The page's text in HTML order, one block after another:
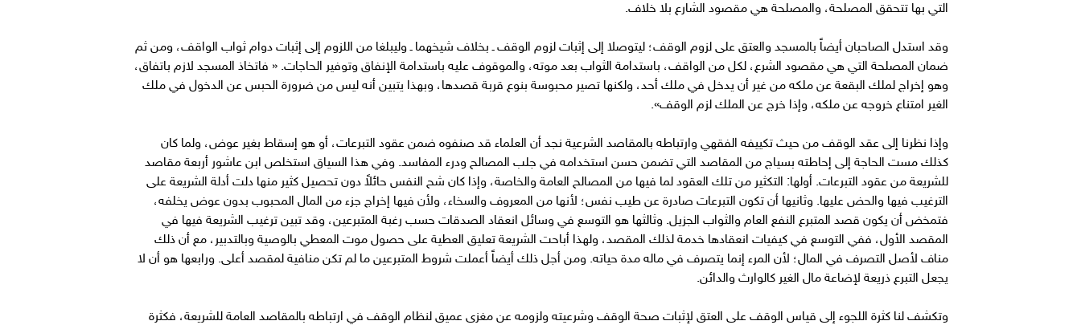
التي بها تتحقق المصلحة، والمصلحة هي مقصود الشارع بلا خلاف.
وقد استدل الصاحبان أيضاً بالمسجد والعتق على لزوم الوقف؛ ليتوصلا إلى إثبات لزوم الوقف ـ بخلاف شيخهما ـ وليبلغا من اللزوم إلى إثبات دوام ثواب الواقف، ومن ثم
ضمان المصلحة التي هي مقصود الشرع، لكل من الواقف، باستدامة الثواب بعد موته، والموقوف عليه باستدامة الإنفاق وتوفير الحاجات. « فاتخاذ المسجد لازم باتفاق،
وهو إخراج لملك البقعة عن ملكه من غير أن يدخل في ملك أحد، ولكنها تصير محبوسة بنوع قربة قصدها، وبهذا يتبين أنه ليس من ضرورة الحبس عن الدخول في ملك
الغير امتناع خروجه عن ملكه، وإذا خرج عن الملك لزم الوقف».
وإذا نظرنا إلى عقد الوقف من حيث تكييفه الفقهي وارتباطه بالمقاصد الشرعية نجد أن العلماء قد صنفوه ضمن عقود التبرعات، أو هو إسقاط بغير عوض، ولما كان
كذلك مست الحاجة إلى إحاطته بسياج من المقاصد التي تضمن حسن استخدامه في جلب المصالح ودرء المفاسد. وفي هذا السياق استخلص ابن عاشور أربعة مقاصد
للشريعة من عقود التبرعات. أولها: التكثير من تلك العقود لما فيها من المصالح العامة والخاصة، وإذا كان شح النفس حائلاً دون تحصيل كثير منها دلت أدلة الشريعة على
الترغيب فيها والحض عليها. وثانيها أن تكون التبرعات صادرة عن طيب نفس؛ لأنها من المعروف والسخاء، ولأن فيها إخراج جزء من المال المحبوب بدون عوض يخلفه،
فتمخض أن يكون قصد المتبرع النفع العام والثواب الجزيل. وثالثها هو التوسع في وسائل انعقاد الصدقات حسب رغبة المتبرعين، وقد تبين ترغيب الشريعة فيها في
المقصد الأول، ففي التوسع في كيفيات انعقادها خدمة لذلك المقصد، ولهذا أباحت الشريعة تعليق العطية على حصول موت المعطي بالوصية وبالتدبير، مع أن ذلك
مناف لأصل التصرف في المال؛ لأن المرء إنما يتصرف في ماله مدة حياته. ومن أجل ذلك أيضاً أعملت شروط المتبرعين ما لم تكن منافية لمقصد أعلى. ورابعها هو أن لا
يجعل التبرع ذريعة لإضاعة مال الغير كالوارث والدائن.
وتكشف لنا كثرة اللجوء إلى قياس الوقف على العتق لإثبات صحة الوقف وشرعيته ولزومه عن مغزى عميق لنظام الوقف في ارتباطه بالمقاصد العامة للشريعة، فكثرة